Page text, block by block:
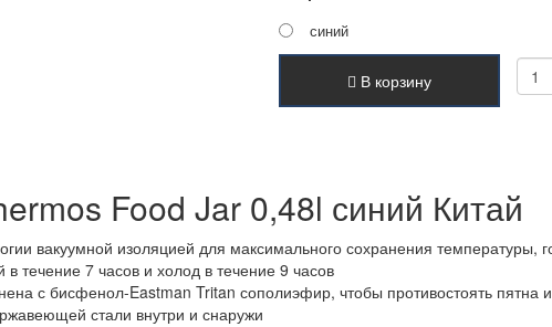
синий
В корзину
Food Jar 0,48l синий Китай
вакуумной изоляцией для максимального сохранения температуры,
в течение 7 часов и холод в течение 9 часов
с бисфенол-Eastman Tritan сополиэфир, чтобы противостоять пятна
стали внутри и снаружи